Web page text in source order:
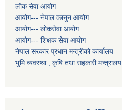
लोक सेवा आयोग
आयोग--- नेपाल कानुन आयोग
आयोग--- लोकसेवा आयोग
आयोग--- शिक्षक सेवा आयोग
नेपाल सरकार प्रधान मन्त्रीको कार्यालय
भुमि व्यवस्था , कृषि तथा सहकारी मन्त्रालय